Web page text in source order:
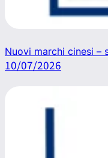
Nuovi marchi cinesi –
10/07/2026